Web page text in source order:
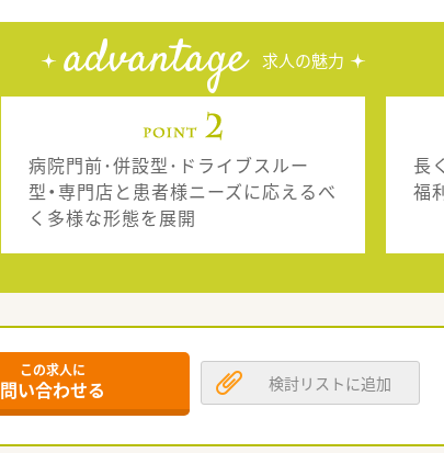
advantage 求人の魅力
病院門前･併設型･ドライブスルー
型・専門店と患者様ニーズに応えるべ
く多様な形態を展開
長
福
この求人に
問い合わせる 検討リストに追加